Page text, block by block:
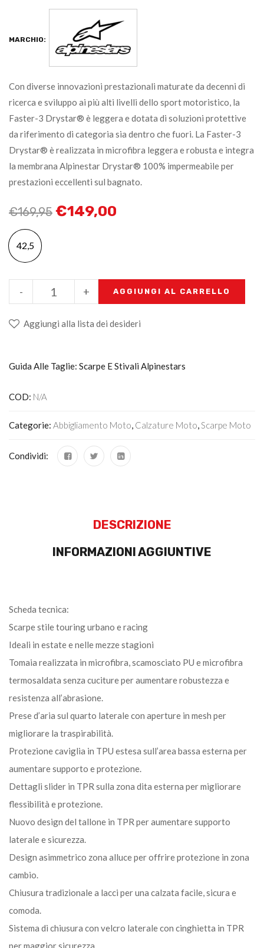
MARCHIO:
Con diverse innovazioni prestazionali maturate da decenni di
ricerca e sviluppo ai più alti livelli dello sport motoristico, la
Faster-3 Drystar® è leggera e dotata di soluzioni protettive
da riferimento di categoria sia dentro che fuori. La Faster-3
Drystar® è realizzata in microfibra leggera e robusta e integra
la membrana Alpinestar Drystar® 100% impermeabile per
prestazioni eccellenti sul bagnato.
€169,95 €149,00
42,5
+
- AGGIUNGI AL CARRELLO
Aggiungi alla lista dei desideri
Guida Alle Taglie: Scarpe E Stivali Alpinestars
COD: N/A
Categorie: Abbigliamento Moto, Calzature Moto,Scarpe Moto
Condividi:
DESCRIZIONE
INFORMAZIONI AGGIUNTIVE
Scheda tecnica:
Scarpe stile touring urbano e racing
Ideali in estate e nelle mezze stagioni
Tomaia realizzata in microfibra, scamosciato PU e microfibra
termosaldata senza cuciture per aumentare robustezza e
resistenza all’abrasione.
Prese d’aria sul quarto laterale con aperture in mesh per
migliorare la traspirabilità.
Protezione caviglia in TPU estesa sull’area bassa esterna per
aumentare supporto e protezione.
Dettagli slider in TPR sulla zona dita esterna per migliorare
flessibilità e protezione.
Nuovo design del tallone in TPR per aumentare supporto
laterale e sicurezza.
Design asimmetrico zona alluce per offrire protezione in zona
cambio.
Chiusura tradizionale a lacci per una calzata facile, sicura e
comoda.
Sistema di chiusura con velcro laterale con cinghietta in TPR
per maggior sicurezza.